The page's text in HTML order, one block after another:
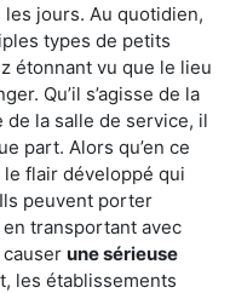
les jours. Au quotidien,
types de petits
étonnant vu que le lieu
Qu’il s’agisse de la
de la salle de service, il
part. Alors qu’en ce
flair développé qui
peuvent porter
transportant avec
une sérieuse
les établissements